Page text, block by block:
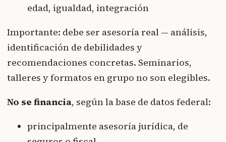
edad, igualdad, integración
Importante: debe ser asesoría real — análisis,
identificación de debilidades y
recomendaciones concretas. Seminarios,
talleres y formatos en grupo no son elegibles.
No se financia, según la base de datos federal:
principalmente asesoría jurídica, de